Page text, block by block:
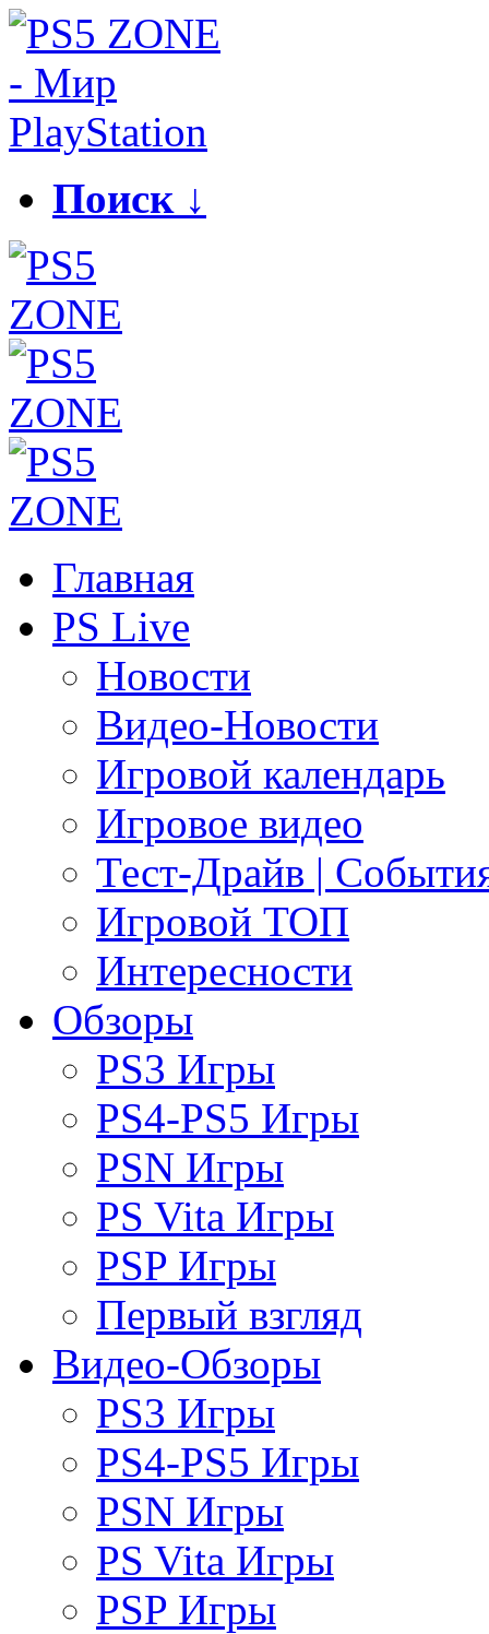
Поиск ↓
Главная
PS Live
Новости
Видео-Новости
Игровой календарь
Игровое видео
Тест-Драйв |
Игровой ТОП
Интересности
Обзоры
PS3 Игры
PS4-PS5 Игры
PSN Игры
PS Vita Игры
PSP Игры
Первый взгляд
Видео-Обзоры
PS3 Игры
PS4-PS5 Игры
PSN Игры
PS Vita Игры
PSP Игры